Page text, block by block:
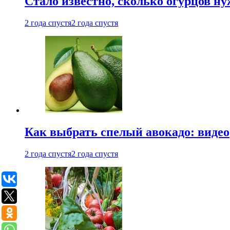
2 года спустя2 года спустя
Как выбрать спелый авокадо: видео
2 года спустя2 года спустя